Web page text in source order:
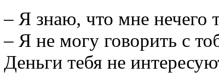
– Я знаю, что мне нечего
– Я не могу говорить с
Деньги тебя не